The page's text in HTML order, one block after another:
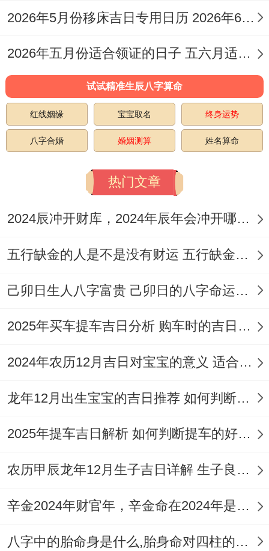
业、开张，开光、出行，入宅、移徙，乔
迁、搬家，搬迁、出火，拆卸、修造，装
修、安床；忌无特别注明，但仍需谨慎！
2026年10月13日
农历九月初四、星期二;值神天牢，但位吉
日！
此日宜嫁娶，结婚、婚嫁，祭祀、祈福，求
嗣、求子，生子、开光，出行、解除，出
券、挂匾，纳财、入宅，移徙、乔迁，搬
大吉大利！
2026年10月14日
农历九月初五;星期三,值神玄武，但位吉
此日宜嫁娶、结婚、婚嫁、祭祀、祈福、求
嗣、求子、生子、动土、安床、扫舍、入
足甲、补垣、除服、成服；
2026年10月16日
2026年5月份移床吉日专用日历 2026年6月移床吉日
2026年五月份适合领证的日子 五六月适合领证的日子
试试精准生辰八字算命
红线姻缘 宝宝取名 终身运势
八字合婚 婚姻测算 姓名算命
热门文章
2024辰冲开财库，2024年辰年会冲开哪些人的财库
五行缺金的人是不是没有财运 五行缺金的人命运好不好
己卯日生人八字富贵 己卯日的八字命运如何
2025年买车提车吉日分析 购车时的吉日与禁忌
2024年农历12月吉日对宝宝的意义 适合龙年宝宝出生的日子有哪些
龙年12月出生宝宝的吉日推荐 如何判断吉日是否适合宝宝
2025年提车吉日解析 如何判断提车的好日子
农历甲辰龙年12月生子吉日详解 生子良辰的影响因素
辛金2024年财官年，辛金命在2024年是财官年还是财印年
八字中的胎命身是什么,胎身命对四柱的影响